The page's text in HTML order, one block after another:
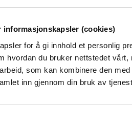
informasjonskapsler (cookies)
for å gi innhold et personlig
hvordan du bruker nettstedet
som kan kombinere den
inn gjennom din bruk av